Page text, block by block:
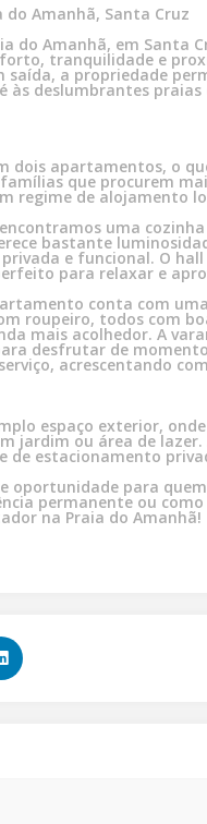
do Amanhã, Santa Cruz
de dois pisos oferece a
tranquilidade e
saída, a propriedade
às deslumbrantes
dois apartamentos, o
que procurem
regime de alojamento
uma
bastante
e funcional. O
para relaxar e
roupeiro, todos com
e o terraço, com vista deslumbrante
desfrutar de
acrescentando
espaço exterior,
jardim ou área de
de estacionamento
oportunidade para
permanente ou
na Praia do Amanhã!